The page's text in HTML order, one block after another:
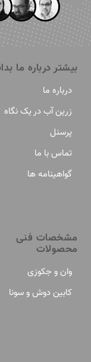
بیشتر درباره ما
درباره ما
زرین آب در یک نگاه
پرسنل
تماس با ما
گواهینامه ها
مشخصات فنی
محصولات
وان و جکوزی
کابین دوش و سونا